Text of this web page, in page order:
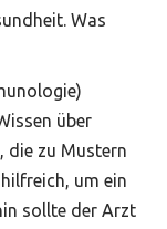
Was
über
die zu Mustern
um ein
sollte der Arzt